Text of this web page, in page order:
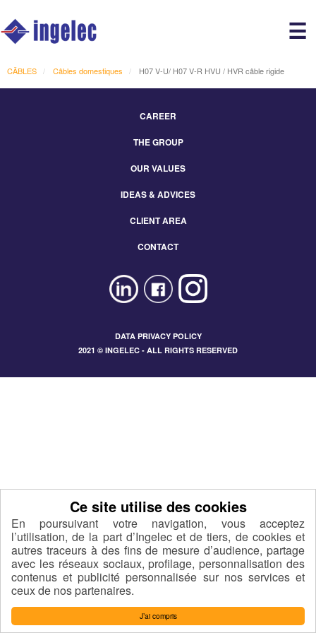
J’ai compris
En poursuivant votre navigation, vous acceptez
l’utilisation, de la part d’Ingelec et de tiers, de cookies et
autres traceurs à des fins de mesure d’audience, partage
avec les réseaux sociaux, profilage, personnalisation des
contenus et publicité personnalisée sur nos services et
ceux de nos partenaires.
☰
CÂBLES Câbles domestiques H07 V-U/ H07 V-R HVU / HVR câble rigide
CAREER
THE GROUP
OUR VALUES
IDEAS & ADVICES
CLIENT AREA
CONTACT
DATA PRIVACY POLICY
2021 © INGELEC - ALL RIGHTS RESERVED